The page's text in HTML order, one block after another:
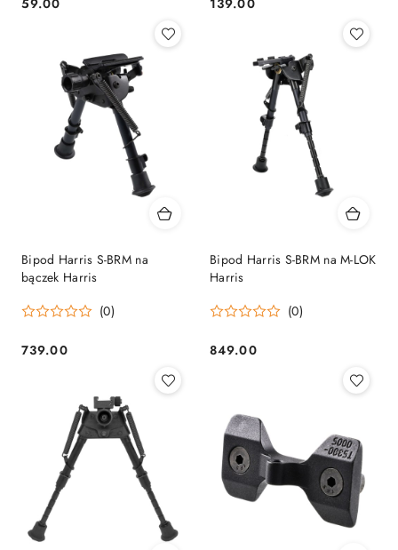
Cena:
59.00 Cena:
139.00
Bipod Harris S-BRM na
bączek Harris
(0)
Cena:
739.00
Bipod Harris S-BRM na M-LOK
Harris
(0)
Cena:
849.00